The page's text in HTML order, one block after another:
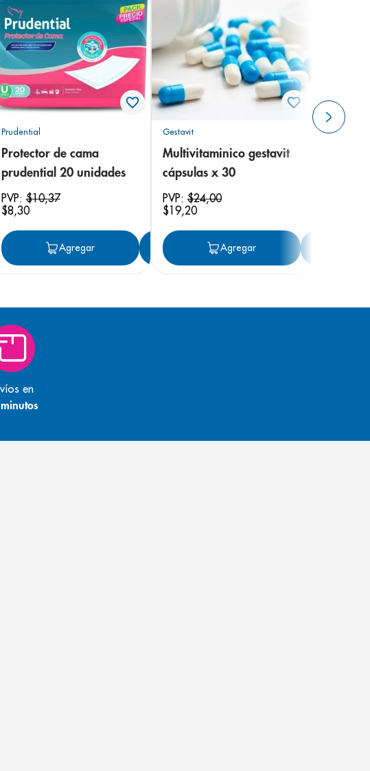
Agregar
Prudential
Protector de cama
prudential 20 unidades
PVP:$10,37
$8,30
Agregar Agregar
Gestavit
Multivitaminico gestavit
cápsulas x 30
PVP:$24,00
$19,20
Agregar
en